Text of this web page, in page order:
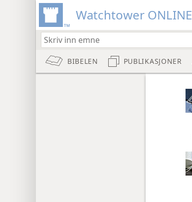
Watchtower
BIBELEN PUBLIKASJONER